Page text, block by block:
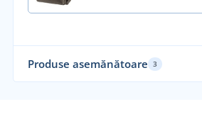
Produse asemănătoare 3